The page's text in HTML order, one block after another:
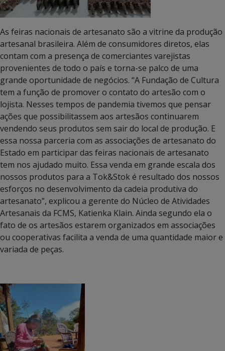
As feiras nacionais de artesanato são a vitrine da produção
artesanal brasileira. Além de consumidores diretos, elas
contam com a presença de comerciantes varejistas
provenientes de todo o país e torna-se palco de uma
grande oportunidade de negócios. “A Fundação de Cultura
tem a função de promover o contato do artesão com o
lojista. Nesses tempos de pandemia tivemos que pensar
ações que possibilitassem aos artesãos continuarem
vendendo seus produtos sem sair do local de produção. E
essa nossa parceria com as associações de artesanato do
Estado em participar das feiras nacionais de artesanato
tem nos ajudado muito. Essa venda em grande escala dos
nossos produtos para a Tok&Stok é resultado dos nossos
esforços no desenvolvimento da cadeia produtiva do
artesanato”, explicou a gerente do Núcleo de Atividades
Artesanais da FCMS, Katienka Klain. Ainda segundo ela o
fato de os artesãos estarem organizados em associações
ou cooperativas facilita a venda de uma quantidade maior e
variada de peças.